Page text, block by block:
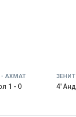
АХМАТ
1 - 0 4'